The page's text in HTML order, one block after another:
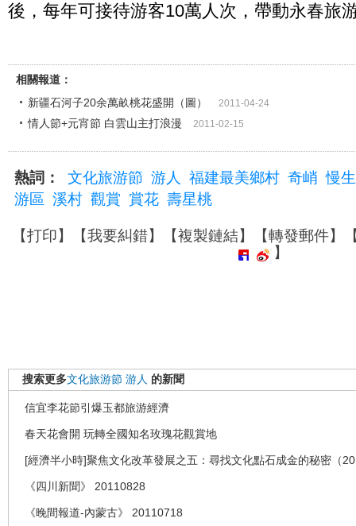
後，每年可接待游客10萬人次，帶動永春旅
相關報道：
新疆石河子20余萬畝桃花盛開（圖）
2011-04-24
情人節+元宵節 白雲山主打浪漫 2011-02-15
熱詞： 文化旅游節 游人 福建最美鄉村 奇峭 慢
游區 溪村 觀賞 賞花 壽星桃
【打印】【我要糾錯】【複製鏈結】【轉發郵件】
】
搜索更多文化旅游節 游人 的新聞
信宜李花節引爆玉都旅游經濟
春天花會開 玩轉全國知名玫瑰花觀賞地
[經濟半小時]聚焦文化改革發展之五：尋找文化點石成金的秘密（
《四川新聞》 20110828
《晚間報道-內蒙古》 20110718